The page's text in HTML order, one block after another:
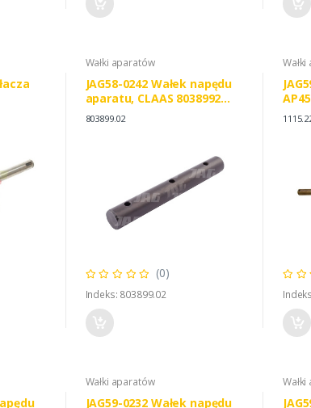
Wałki aparatów
JAG58-0242 Wałek napędu
aparatu, CLAAS 8038992
8038991
803899.02
(0)
Indeks: 803899.02
AP45
Wałki aparatów
JAG59-0232 Wałek napędu